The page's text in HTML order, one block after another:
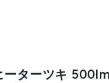
ーターツキ